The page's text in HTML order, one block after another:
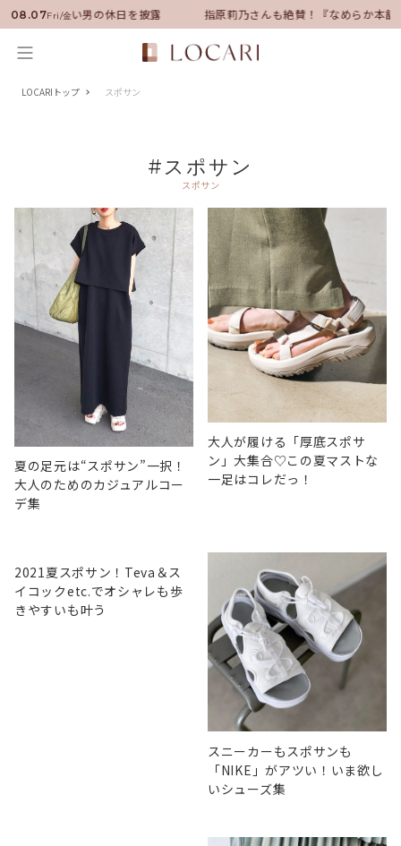
08.07Fri/金
に就任！いい男の休日を披露 指原莉乃さんも絶賛！『なめらか本舗
LOCARIトップ スポサン
#スポサン
スポサン
夏の足元は“スポサン”一択！
大人のためのカジュアルコー
デ集
大人が履ける「厚底スポサ
ン」大集合♡この夏マストな
一足はコレだっ！
2021夏スポサン！Teva＆ス
イコックetc.でオシャレも歩
きやすいも叶う
スニーカーもスポサンも
「NIKE」がアツい！いま欲し
いシューズ集